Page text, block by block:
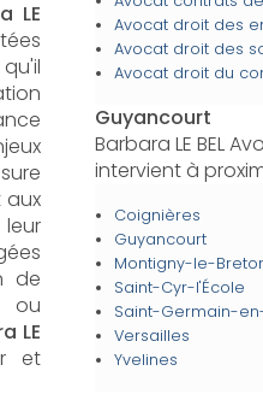
LE
aux
de
LE
et
Avocat droit des
Avocat droit des
Avocat droit du
Guyancourt
Barbara LE BEL
intervient à
Coignières
Guyancourt
Montigny-le-
Saint-Cyr-l'École
Saint-Germain-
Versailles
Yvelines